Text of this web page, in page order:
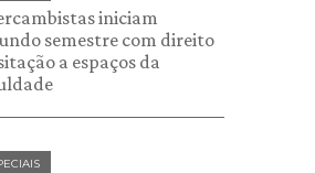
iniciam
semestre com direito
a espaços da